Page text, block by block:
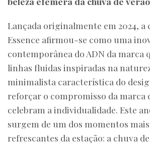
Lançada originalmente em 2024, a
Essence afirmou-se como uma
contemporânea do ADN da marca
linhas fluidas inspiradas na
minimalista característica do
reforçar o compromisso da marca
celebram a individualidade. Este
surgem de um dos momentos
refrescantes da estação: a chuva